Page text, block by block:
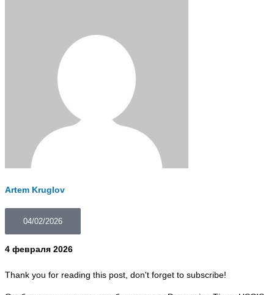
Artem Kruglov
04/02/2026
4 февраля 2026
Thank you for reading this post, don't forget to subscribe!